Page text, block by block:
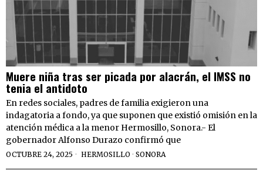
Muere niña tras ser picada por alacrán, el IMSS no
tenia el antidoto
En redes sociales, padres de familia exigieron una
indagatoria a fondo, ya que suponen que existió omisión en la
atención médica a la menor Hermosillo, Sonora.- El
gobernador Alfonso Durazo confirmó que
OCTUBRE 24, 2025 HERMOSILLO · SONORA